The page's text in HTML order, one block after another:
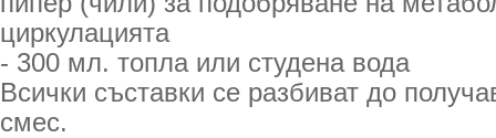
циркулацията
- 300 мл. топла или студена вода
Всички съставки се разбиват до
смес.